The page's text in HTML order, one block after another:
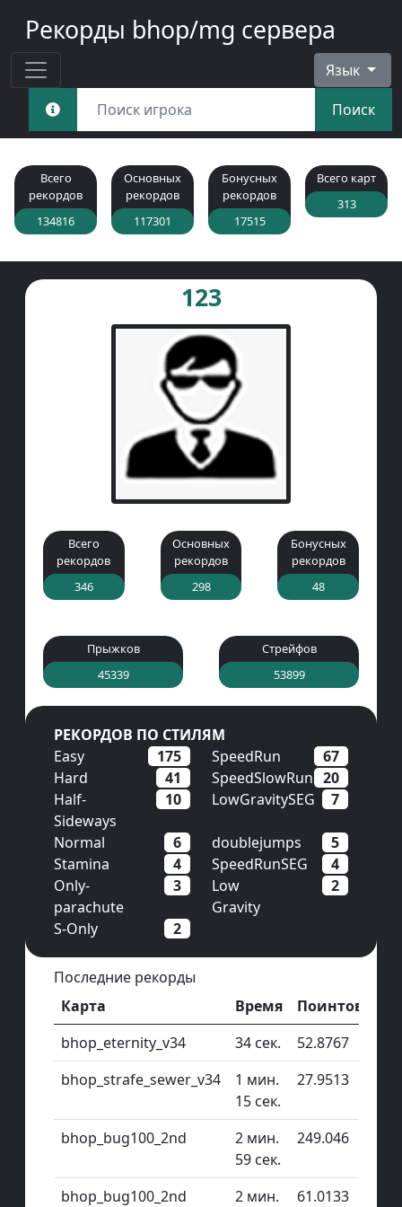
Рекорды bhop/mg сервера
Язык
Поиск
Всего
рекордов
134816
Основных
рекордов
117301
Бонусных
рекордов
17515
Всего карт
313
123
Всего
рекордов
346
Основных
рекордов
298
Бонусных
рекордов
48
Прыжков
45339
Стрейфов
53899
РЕКОРДОВ ПО СТИЛЯМ
Easy
175 SpeedRun
67
Hard
41 SpeedSlowRun 20
Half-
Sideways
10 LowGravitySEG 7
Normal 6 doublejumps
5
Stamina
4 SpeedRunSEG
4
Only-
parachute
3
Low
Gravity
2
S-Only 2
Последние рекорды
Карта
Время
Поинтов
bhop_eternity_v34
34 сек.
52.8767
bhop_strafe_sewer_v34
1 мин.
15 сек.
27.9513
bhop_bug100_2nd
2 мин.
59 сек.
249.046
bhop_bug100_2nd 2 мин. 61.0133